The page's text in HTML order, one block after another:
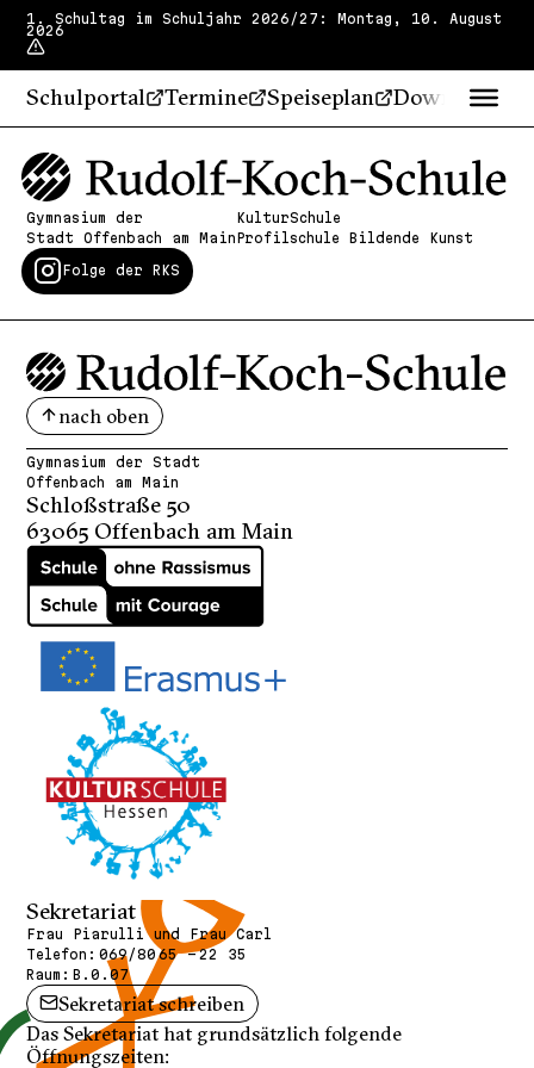
1. Schultag im Schuljahr 2026/27: Montag, 10. August
2026
Schulportal Termine Speiseplan Downloads
Gymnasium der
Stadt Offenbach am Main
KulturSchule
Profilschule Bildende Kunst
Folge der RKS
nach oben
Gymnasium der Stadt
Offenbach am Main
Schloßstraße 50
63065 Offenbach am Main
Sekretariat
Frau Piarulli und Frau Carl
Telefon: 069/80 65 - 22 35
Raum: B.0.07
Sekretariat schreiben
Das Sekretariat hat grundsätzlich folgende
Öffnungszeiten: